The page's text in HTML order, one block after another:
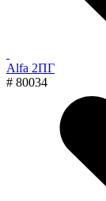
Alfa 2ПГ
# 80034